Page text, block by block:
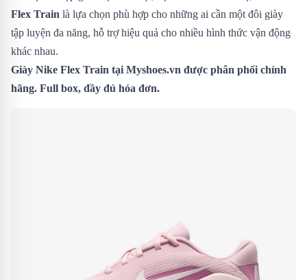
Flex Train là lựa chọn phù hợp cho những ai cần một đôi giày
tập luyện đa năng, hỗ trợ hiệu quả cho nhiều hình thức vận động
khác nhau.
Giày Nike Flex Train tại Myshoes.vn được phân phối chính
hãng. Full box, đầy đủ hóa đơn.